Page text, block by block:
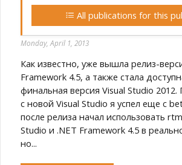
All publications for this
Monday, April 1, 2013
Как известно, уже вышла релиз-
Framework 4.5, а также стала
финальная версия Visual Studio 2012.
с новой Visual Studio я успел еще с
после релиза начал использовать
Studio и .NET Framework 4.5 в
но...